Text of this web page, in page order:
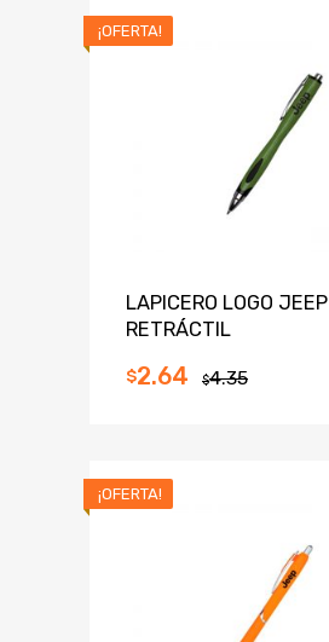
¡OFERTA!
LAPICERO LOGO JEEP
RETRÁCTIL
$4.35
$2.64
¡OFERTA!